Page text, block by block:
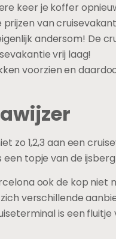
keer je koffer
van
andersom! De
vrij laag!
voorzien en
zo 1,2,3 aan een
topje van de
ook de kop
verschillende
is een fluitje